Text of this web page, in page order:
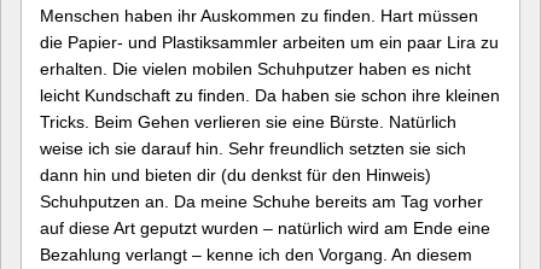
Menschen haben ihr Auskommen zu finden. Hart müssen
die Papier- und Plastiksammler arbeiten um ein paar Lira zu
erhalten. Die vielen mobilen Schuhputzer haben es nicht
leicht Kundschaft zu finden. Da haben sie schon ihre kleinen
Tricks. Beim Gehen verlieren sie eine Bürste. Natürlich
weise ich sie darauf hin. Sehr freundlich setzten sie sich
dann hin und bieten dir (du denkst für den Hinweis)
Schuhputzen an. Da meine Schuhe bereits am Tag vorher
auf diese Art geputzt wurden – natürlich wird am Ende eine
Bezahlung verlangt – kenne ich den Vorgang. An diesem